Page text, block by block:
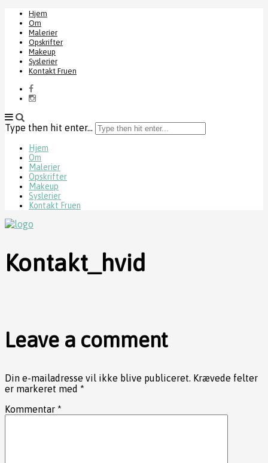
Hjem
Om
Malerier
Opskrifter
Makeup
Syslerier
Kontakt Fruen
Type then hit enter...
Hjem
Om
Malerier
Opskrifter
Makeup
Syslerier
Kontakt Fruen
Kontakt_hvid
Leave a comment
Din e-mailadresse vil ikke blive publiceret. Krævede felter
er markeret med *
Kommentar *